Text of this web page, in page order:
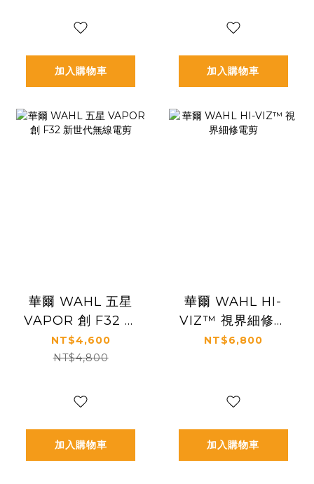
加入購物車 加入購物車
華爾 WAHL 五星
VAPOR 創 F32 新
世代無線電剪
NT$4,600
NT$4,800
加入購物車
華爾 WAHL HI-
VIZ™ 視界細修電
剪
NT$6,800
加入購物車